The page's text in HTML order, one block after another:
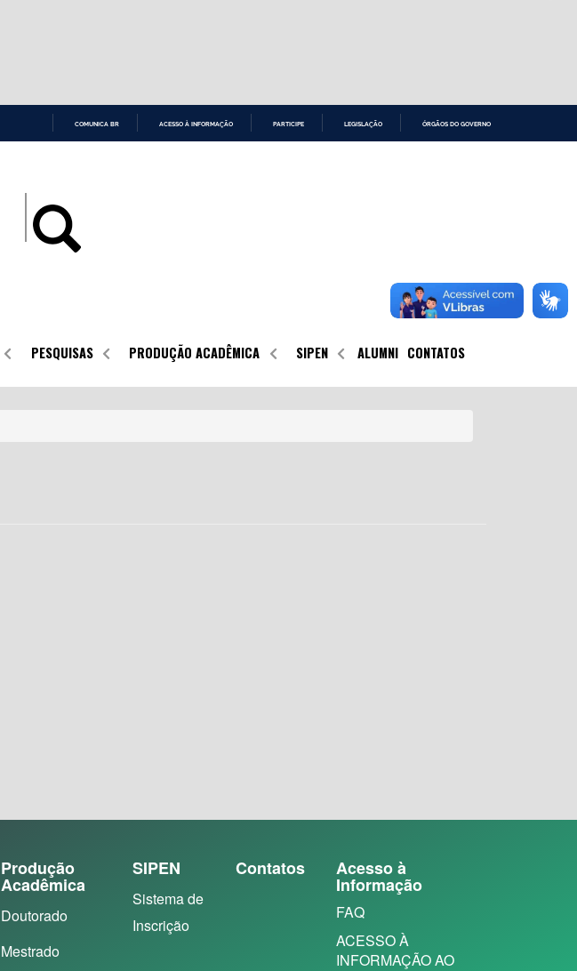
COMUNICA BR ACESSO À INFORMAÇÃO PARTICIPE LEGISLAÇÃO ÓRGÃOS DO GOVERNO
PESQUISAS PRODUÇÃO ACADÊMICA SIPEN ALUMNI CONTATOS
Produção
Acadêmica
Doutorado
Mestrado
SIPEN
Sistema de
Inscrição
Contatos Acesso à
Informação
FAQ
ACESSO À
INFORMAÇÃO AO